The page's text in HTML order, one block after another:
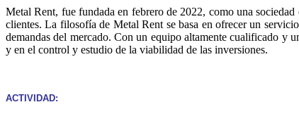
Metal Rent, fue fundada en febrero de 2022, como una
clientes. La filosofía de Metal Rent se basa en ofrecer un
demandas del mercado. Con un equipo altamente cualificado y
y en el control y estudio de la viabilidad de las inversiones.
ACTIVIDAD: